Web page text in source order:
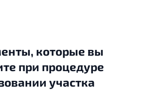
которые вы
при процедуре
участка